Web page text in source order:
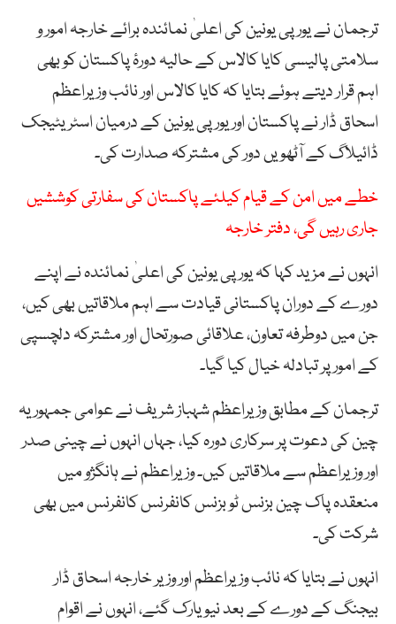
ترجمان نے یورپی یونین کی اعلیٰ نمائندہ برائے خارجہ امور و
سلامتی پالیسی کایا کالاس کے حالیہ دورۂ پاکستان کو بھی
اہم قرار دیتے ہوئے بتایا کہ کایا کالاس اور نائب وزیراعظم
اسحاق ڈار نے پاکستان اور یورپی یونین کے درمیان اسٹریٹیجک
ڈائیلاگ کے آٹھویں دور کی مشترکہ صدارت کی۔
خطے میں امن کے قیام کیلئے پاکستان کی سفارتی کوششیں
جاری رہیں گی، دفتر خارجہ
انہوں نے مزید کہا کہ یورپی یونین کی اعلیٰ نمائندہ نے اپنے
دورے کے دوران پاکستانی قیادت سے اہم ملاقاتیں بھی کیں،
جن میں دوطرفہ تعاون، علاقائی صورتحال اور مشترکہ دلچسپی
کے امور پر تبادلہ خیال کیا گیا۔
ترجمان کے مطابق وزیراعظم شہباز شریف نے عوامی جمہوریہ
چین کی دعوت پر سرکاری دورہ کیا، جہاں انہوں نے چینی صدر
اور وزیراعظم سے ملاقاتیں کیں۔ وزیراعظم نے ہانگژو میں
منعقدہ پاک چین بزنس ٹو بزنس کانفرنس کانفرنس میں بھی
شرکت کی۔
انہوں نے بتایا کہ نائب وزیراعظم اور وزیر خارجہ اسحاق ڈار
بیجنگ کے دورے کے بعد نیویارک گئے، انہوں نے اقوام